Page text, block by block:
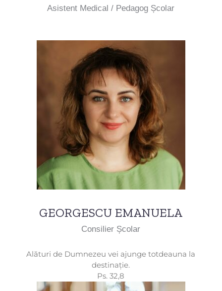
Asistent Medical / Pedagog Școlar
GEORGESCU EMANUELA
Consilier Școlar
Alături de Dumnezeu vei ajunge totdeauna la
destinație.
Ps. 32,8